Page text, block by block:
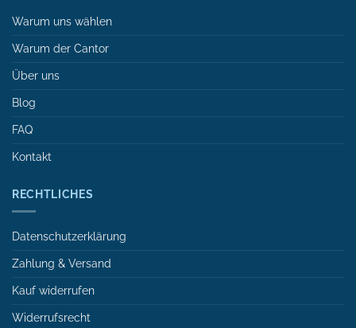
Warum uns wählen
Warum der Cantor
Über uns
Blog
FAQ
Kontakt
RECHTLICHES
Datenschutzerklärung
Zahlung & Versand
Kauf widerrufen
Widerrufsrecht